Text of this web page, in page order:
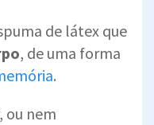
de látex que
, de uma forma
.
ou nem